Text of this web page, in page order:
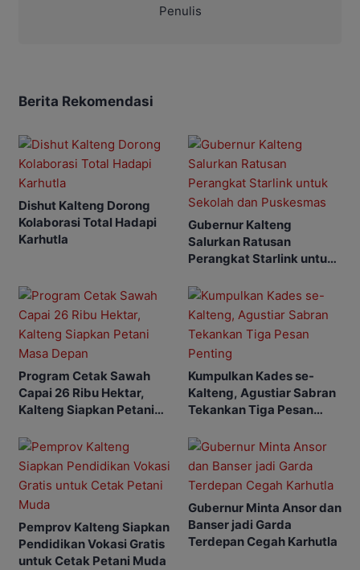
Penulis
Berita Rekomendasi
Dishut Kalteng Dorong
Kolaborasi Total Hadapi
Karhutla
Gubernur Kalteng
Salurkan Ratusan
Perangkat Starlink untuk
Program Cetak Sawah
Capai 26 Ribu Hektar,
Kalteng Siapkan Petani
Kumpulkan Kades se-
Kalteng, Agustiar Sabran
Tekankan Tiga Pesan
Pemprov Kalteng Siapkan
Pendidikan Vokasi Gratis
untuk Cetak Petani Muda
Gubernur Minta Ansor dan
Banser jadi Garda
Terdepan Cegah Karhutla